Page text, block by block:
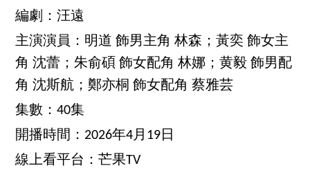
編劇：汪遠
主演演員：明道 飾男主角 林森；黃奕 飾女主
角 沈蕾；朱俞碩 飾女配角 林娜；黄毅 飾男配
角 沈斯航；鄭亦桐 飾女配角 蔡雅芸
集數：40集
開播時間：2026年4月19日
線上看平台：芒果TV